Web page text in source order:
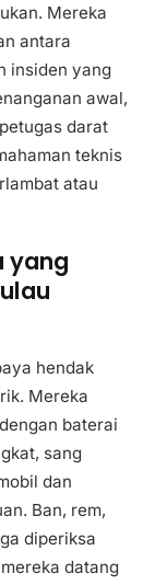
Mereka
antara
insiden yang
awal,
darat
teknis
atau
yang
hendak
Mereka
baterai
sang
dan
Ban, rem,
diperiksa
datang